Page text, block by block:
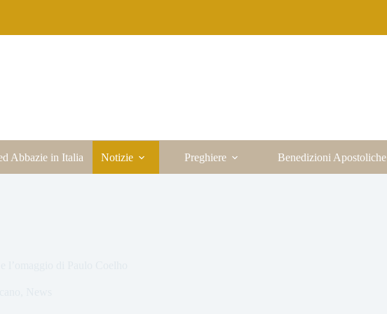
Abbazie in Italia Notizie Preghiere Benedizioni Apostoliche